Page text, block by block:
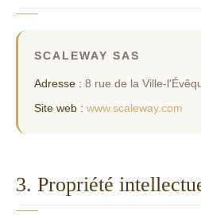
SCALEWAY SAS
Adresse : 8 rue de la Ville-
Site web : www.scaleway.com
3. Propriété